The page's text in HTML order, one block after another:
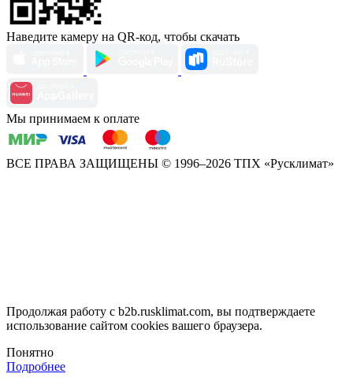
Наведите камеру на QR-код, чтобы скачать
Мы принимаем к оплате
ВСЕ ПРАВА ЗАЩИЩЕНЫ © 1996–2026 ТПХ «Русклимат»
Продолжая работу с b2b.rusklimat.com, вы подтверждаете
использование сайтом cookies вашего браузера.
Понятно
Подробнее